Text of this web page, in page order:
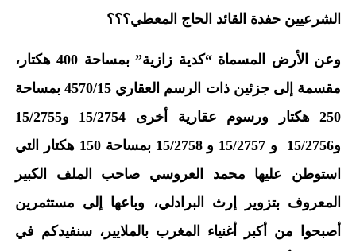
الشرعيين حفدة القائد الحاج المعطي؟؟؟
وعن الأرض المسماة “كدية زازية” بمساحة 400 هكتار،
مقسمة إلى جزئين ذات الرسم العقاري 4570/15 بمساحة
250 هكتار ورسوم عقارية أخرى 15/2754 و15/2755
و15/2756 و 15/2757 و 15/2758 بمساحة 150 هكتار التي
استوطن عليها محمد العروسي صاحب الملف الكبير
المعروف بتزوير إرث البرادلي، وباعها إلى مستثمرين
أصبحوا من أكبر أغنياء المغرب بالملايير، سنفيدكم في